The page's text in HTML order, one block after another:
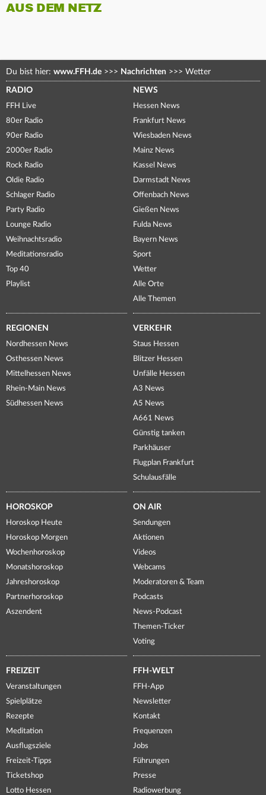
AUS DEM NETZ
Du bist hier: www.FFH.de >>> Nachrichten >>> Wetter
RADIO
FFH Live
80er Radio
90er Radio
2000er Radio
Rock Radio
Oldie Radio
Schlager Radio
Party Radio
Lounge Radio
Weihnachtsradio
Meditationsradio
Top 40
Playlist
NEWS
Hessen News
Frankfurt News
Wiesbaden News
Mainz News
Kassel News
Darmstadt News
Offenbach News
Gießen News
Fulda News
Bayern News
Sport
Wetter
Alle Orte
Alle Themen
REGIONEN
Nordhessen News
Osthessen News
Mittelhessen News
Rhein-Main News
Südhessen News
VERKEHR
Staus Hessen
Blitzer Hessen
Unfälle Hessen
A3 News
A5 News
A661 News
Günstig tanken
Parkhäuser
Flugplan Frankfurt
Schulausfälle
HOROSKOP
Horoskop Heute
Horoskop Morgen
Wochenhoroskop
Monatshoroskop
Jahreshoroskop
Partnerhoroskop
Aszendent
ON AIR
Sendungen
Aktionen
Videos
Webcams
Moderatoren & Team
Podcasts
News-Podcast
Themen-Ticker
Voting
FREIZEIT
Veranstaltungen
Spielplätze
Rezepte
Meditation
Ausflugsziele
Freizeit-Tipps
Ticketshop
Lotto Hessen
FFH-WELT
FFH-App
Newsletter
Kontakt
Frequenzen
Jobs
Führungen
Presse
Radiowerbung